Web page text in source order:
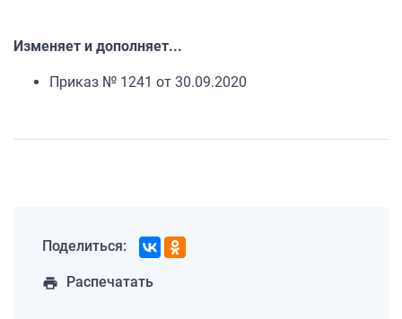
Изменяет и дополняет...
Приказ № 1241 от 30.09.2020
Поделиться:
print Распечатать